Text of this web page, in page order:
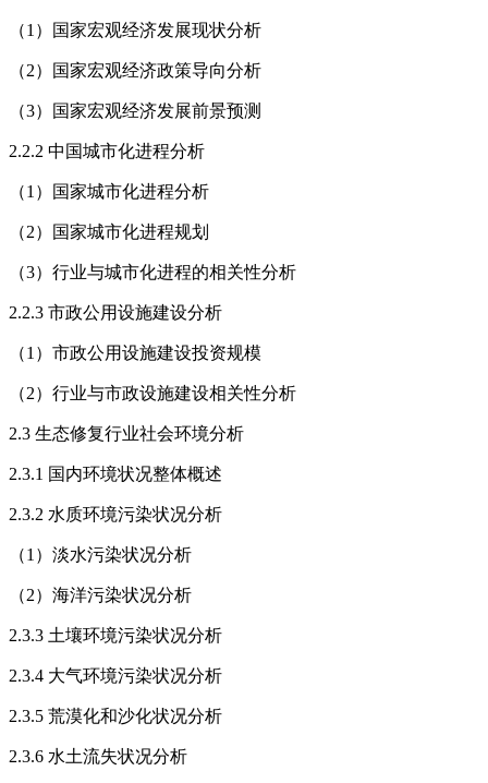
（1）国家宏观经济发展现状分析
（2）国家宏观经济政策导向分析
（3）国家宏观经济发展前景预测
2.2.2 中国城市化进程分析
（1）国家城市化进程分析
（2）国家城市化进程规划
（3）行业与城市化进程的相关性分析
2.2.3 市政公用设施建设分析
（1）市政公用设施建设投资规模
（2）行业与市政设施建设相关性分析
2.3 生态修复行业社会环境分析
2.3.1 国内环境状况整体概述
2.3.2 水质环境污染状况分析
（1）淡水污染状况分析
（2）海洋污染状况分析
2.3.3 土壤环境污染状况分析
2.3.4 大气环境污染状况分析
2.3.5 荒漠化和沙化状况分析
2.3.6 水土流失状况分析